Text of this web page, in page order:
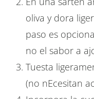
oliva y dora
paso es
no el sabor a
Tuesta
(no nEcesitan